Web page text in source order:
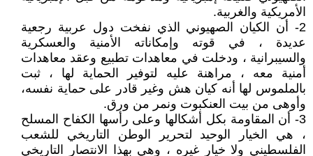
الأمريكية والغربية.
2- أن الكيان الصهيوني الذي نفخت دول عربية رجعية
عديدة ، في قوته وإمكاناته الأمنية والعسكرية
والسيبرانية ، ودخلت في معاهدات تطبيع وعقد معاهدات
أمنية معه ، مراهنة عليه لتوفير الحماية لها ، ثبت
بالملموس لها أنه كيان هش وغير قادر على حماية نفسه،
وأوهى من بيت العنكبوت ونمر من ورق.
3- أن المقاومة بكل أشكالها وعلى رأسها الكفاح المسلح
، هي الخيار الوحيد لتحرير الوطن التاريخي للشعب
الفلسطيني ولا خيار غيره ، وهي بهذا الانتصار التاريخي